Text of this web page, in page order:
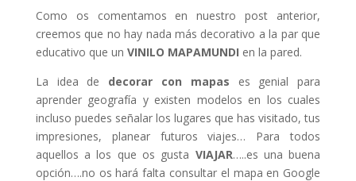
Como os comentamos en nuestro post anterior,
creemos que no hay nada más decorativo a la par que
educativo que un VINILO MAPAMUNDI en la pared.
La idea de decorar con mapas es genial para
aprender geografía y existen modelos en los cuales
incluso puedes señalar los lugares que has visitado, tus
impresiones, planear futuros viajes… Para todos
aquellos a los que os gusta VIAJAR…..es una buena
opción….no os hará falta consultar el mapa en Google